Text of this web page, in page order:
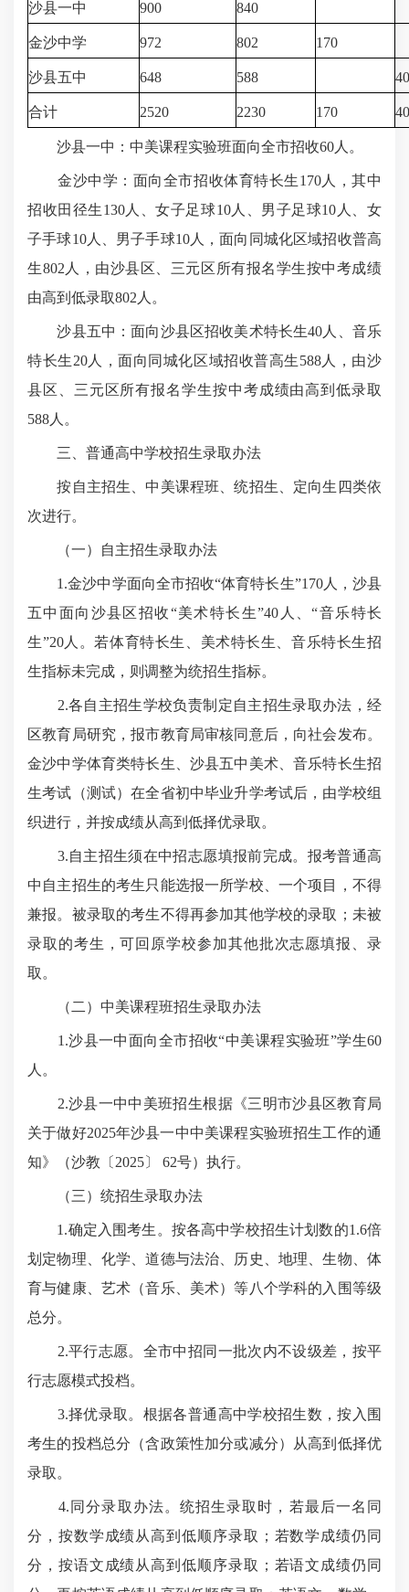
沙县一中 900 840
金沙中学 972 802 170
沙县五中 648 588 40
合计 2520 2230 170 40
沙县一中：中美课程实验班面向全市招收60人。
金沙中学：面向全市招收体育特长生170人，其中
招收田径生130人、女子足球10人、男子足球10人、女
子手球10人、男子手球10人，面向同城化区域招收普高
生802人，由沙县区、三元区所有报名学生按中考成绩
由高到低录取802人。
沙县五中：面向沙县区招收美术特长生40人、音乐
特长生20人，面向同城化区域招收普高生588人，由沙
县区、三元区所有报名学生按中考成绩由高到低录取
588人。
三、普通高中学校招生录取办法
按自主招生、中美课程班、统招生、定向生四类依
次进行。
（一）自主招生录取办法
1.金沙中学面向全市招收“体育特长生”170人，沙县
五中面向沙县区招收“美术特长生”40人、“音乐特长
生”20人。若体育特长生、美术特长生、音乐特长生招
生指标未完成，则调整为统招生指标。
2.各自主招生学校负责制定自主招生录取办法，经
区教育局研究，报市教育局审核同意后，向社会发布。
金沙中学体育类特长生、沙县五中美术、音乐特长生招
生考试（测试）在全省初中毕业升学考试后，由学校组
织进行，并按成绩从高到低择优录取。
3.自主招生须在中招志愿填报前完成。报考普通高
中自主招生的考生只能选报一所学校、一个项目，不得
兼报。被录取的考生不得再参加其他学校的录取；未被
录取的考生，可回原学校参加其他批次志愿填报、录
取。
（二）中美课程班招生录取办法
1.沙县一中面向全市招收“中美课程实验班”学生60
人。
2.沙县一中中美班招生根据《三明市沙县区教育局
关于做好2025年沙县一中中美课程实验班招生工作的通
知》（沙教〔2025〕 62号）执行。
（三）统招生录取办法
1.确定入围考生。按各高中学校招生计划数的1.6倍
划定物理、化学、道德与法治、历史、地理、生物、体
育与健康、艺术（音乐、美术）等八个学科的入围等级
总分。
2.平行志愿。全市中招同一批次内不设级差，按平
行志愿模式投档。
3.择优录取。根据各普通高中学校招生数，按入围
考生的投档总分（含政策性加分或减分）从高到低择优
录取。
4.同分录取办法。统招生录取时，若最后一名同
分，按数学成绩从高到低顺序录取；若数学成绩仍同
分，按语文成绩从高到低顺序录取；若语文成绩仍同